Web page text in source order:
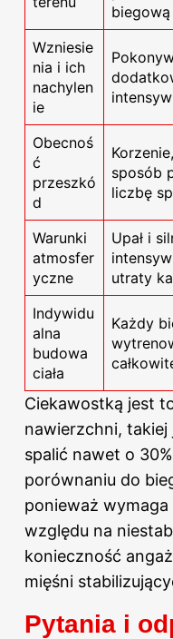
Wzniesie
nia i ich
nachylen
ie
Obecnoś
ć
przeszkó
d
sposób
liczbę
Warunki
atmosfer
yczne
Upał i
utraty
Indywidu
alna
budowa
ciała
Każdy
Ciekawostką jest
nawierzchni,
spalić nawet o
porównaniu do
ponieważ wymaga
względu na
konieczność
mięśni
Pytania i